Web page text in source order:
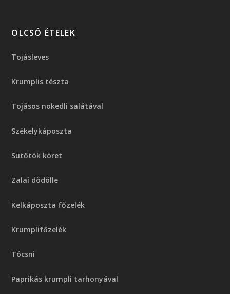
OLCSÓ ÉTELEK
Tojásleves
Krumplis tészta
Tojásos nokedli salátával
Székelykáposzta
Sütőtök köret
Zalai dödölle
Kelkáposzta főzelék
Krumplifőzelék
Tócsni
Paprikás krumpli tarhonyával